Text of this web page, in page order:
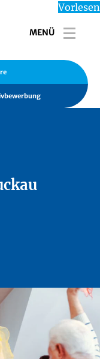
Vorlesen
MENÜ